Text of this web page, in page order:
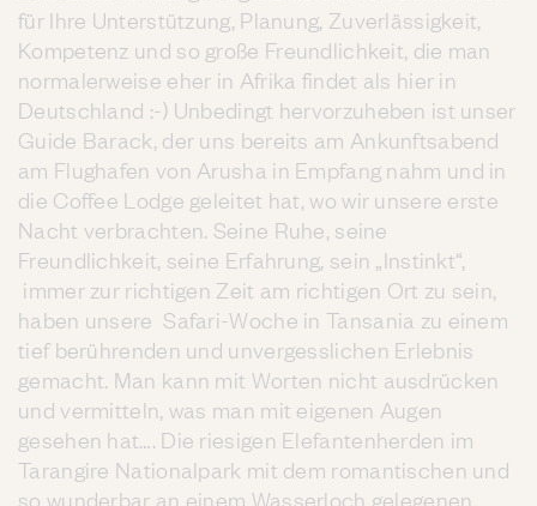
für Ihre Unterstützung, Planung, Zuverlässigkeit,
Kompetenz und so große Freundlichkeit, die man
normalerweise eher in Afrika findet als hier in
Deutschland :-) Unbedingt hervorzuheben ist unser
Guide Barack, der uns bereits am Ankunftsabend
am Flughafen von Arusha in Empfang nahm und in
die Coffee Lodge geleitet hat, wo wir unsere erste
Nacht verbrachten. Seine Ruhe, seine
Freundlichkeit, seine Erfahrung, sein „Instinkt“,
immer zur richtigen Zeit am richtigen Ort zu sein,
haben unsere Safari-Woche in Tansania zu einem
tief berührenden und unvergesslichen Erlebnis
gemacht. Man kann mit Worten nicht ausdrücken
und vermitteln, was man mit eigenen Augen
gesehen hat…. Die riesigen Elefantenherden im
Tarangire Nationalpark mit dem romantischen und
so wunderbar an einem Wasserloch gelegenen